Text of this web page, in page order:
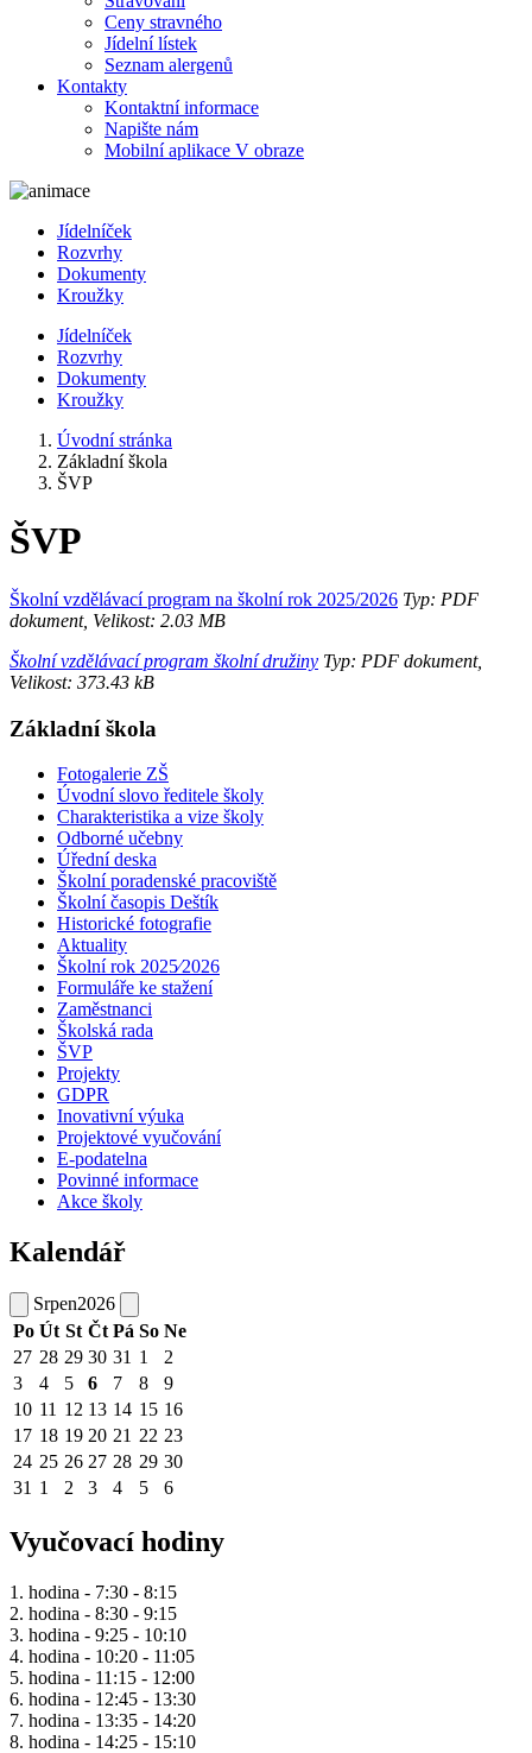
Ceny stravného
Jídelní lístek
Seznam alergenů
Kontakty
Kontaktní informace
Napište nám
Mobilní aplikace V obraze
Jídelníček
Rozvrhy
Dokumenty
Kroužky
Jídelníček
Rozvrhy
Dokumenty
Kroužky
Úvodní stránka
Základní škola
ŠVP
ŠVP
Školní vzdělávací program na školní rok 2025/2026 Typ: PDF
dokument, Velikost: 2.03 MB
Školní vzdělávací program školní družiny Typ: PDF dokument,
Velikost: 373.43 kB
Základní škola
Fotogalerie ZŠ
Úvodní slovo ředitele školy
Charakteristika a vize školy
Odborné učebny
Úřední deska
Školní poradenské pracoviště
Školní časopis Deštík
Historické fotografie
Aktuality
Školní rok 2025⁄2026
Formuláře ke stažení
Zaměstnanci
Školská rada
ŠVP
Projekty
GDPR
Inovativní výuka
Projektové vyučování
E-podatelna
Povinné informace
Akce školy
Kalendář
Srpen2026
Po Út St Čt Pá So Ne
27 28 29 30 31 1
2
3
4 5 6 7 8
9
10 11 12 13 14 15 16
17 18 19 20 21 22 23
24 25 26 27 28 29 30
31 1 2 3 4 5 6
Vyučovací hodiny
1. hodina - 7:30 - 8:15
2. hodina - 8:30 - 9:15
3. hodina - 9:25 - 10:10
4. hodina - 10:20 - 11:05
5. hodina - 11:15 - 12:00
6. hodina - 12:45 - 13:30
7. hodina - 13:35 - 14:20
8. hodina - 14:25 - 15:10